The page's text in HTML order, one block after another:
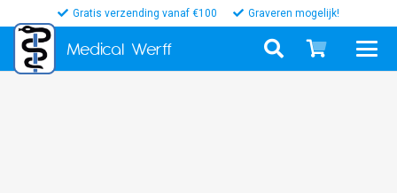
Gratis verzending vanaf €100 Graveren mogelijk!
Medical Werff